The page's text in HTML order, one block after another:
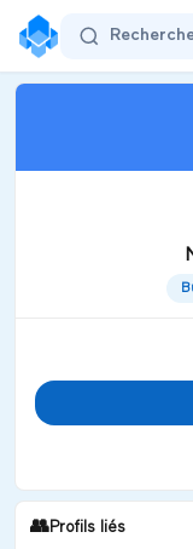
👥Profils liés